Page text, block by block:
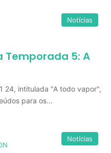
Notícias
Temporada 5: A
24, intitulada "A todo vapor",
para os…
Notícias